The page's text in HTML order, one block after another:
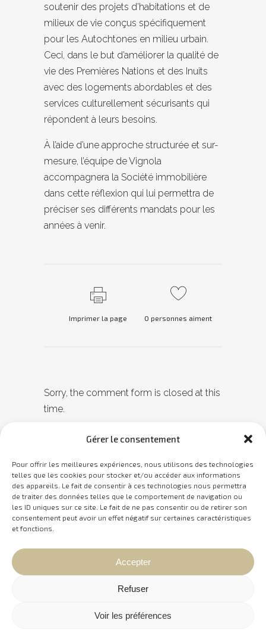
Gérer le consentement
Pour offrir les meilleures expériences, nous utilisons des technologies
telles que les cookies pour stocker et/ou accéder aux informations
des appareils. Le fait de consentir à ces technologies nous permettra
de traiter des données telles que le comportement de navigation ou
les ID uniques sur ce site. Le fait de ne pas consentir ou de retirer son
consentement peut avoir un effet négatif sur certaines caractéristiques
et fonctions.
Accepter
Refuser
Voir les préférences
soutenir des projets d’habitations et de
milieux de vie conçus spécifiquement
pour les Autochtones en milieu urbain.
Ceci, dans le but d’améliorer la qualité de
vie des Premières Nations et des Inuits
avec des logements abordables et des
services culturellement sécurisants qui
répondent à leurs besoins.
À l’aide d’une approche structurée et sur-
mesure, l’équipe de Vignola
accompagnera la Société immobilière
dans cette réflexion qui lui permettra de
préciser ses différents mandats pour les
années à venir.
Imprimer la page 0 personnes aiment
Sorry, the comment form is closed at this
time.
Vignola stratégies d’affaires et mise en marché.
Tous droits réservés 2020.
SITEMAP